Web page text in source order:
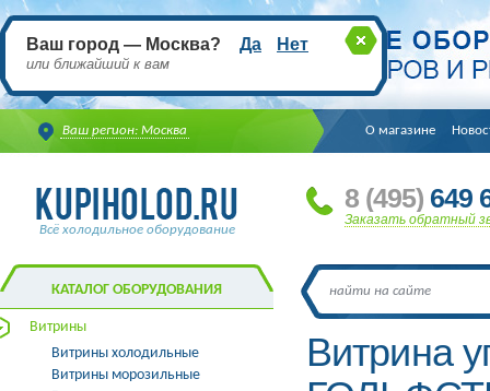
Ваш регион: Москва
Ваш город — Москва? Да Нет
или ближайший к вам
О магазине
Всё холодильное оборудование
8 (495) 649
Заказать обратный
Витрина
КАТАЛОГ ОБОРУДОВАНИЯ
Витрины
Витрины холодильные
Витрины морозильные